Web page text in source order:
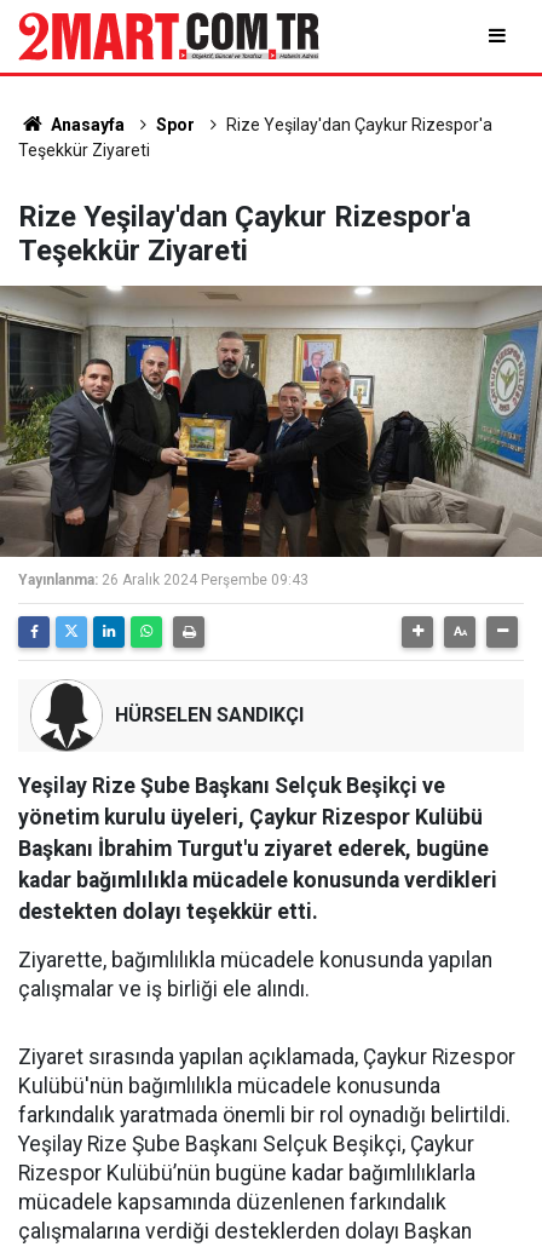
Anasayfa Spor
Rize Yeşilay'dan Çaykur Rizespor'a
Teşekkür Ziyareti
Rize Yeşilay'dan Çaykur Rizespor'a
Teşekkür Ziyareti
Yayınlanma: 26 Aralık 2024 Perşembe 09:43
HÜRSELEN SANDIKÇI
Yeşilay Rize Şube Başkanı Selçuk Beşikçi ve
yönetim kurulu üyeleri, Çaykur Rizespor Kulübü
Başkanı İbrahim Turgut'u ziyaret ederek, bugüne
kadar bağımlılıkla mücadele konusunda verdikleri
destekten dolayı teşekkür etti.
Ziyarette, bağımlılıkla mücadele konusunda yapılan
çalışmalar ve iş birliği ele alındı.
Ziyaret sırasında yapılan açıklamada, Çaykur Rizespor
Kulübü'nün bağımlılıkla mücadele konusunda
farkındalık yaratmada önemli bir rol oynadığı belirtildi.
Yeşilay Rize Şube Başkanı Selçuk Beşikçi, Çaykur
Rizespor Kulübü’nün bugüne kadar bağımlılıklarla
mücadele kapsamında düzenlenen farkındalık
çalışmalarına verdiği desteklerden dolayı Başkan